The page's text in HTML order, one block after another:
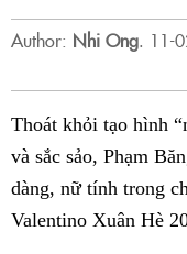
Author: Nhi Ong. 11-
Thoát khỏi tạo hình
và sắc sảo, Phạm
dàng, nữ tính trong
Valentino Xuân Hè